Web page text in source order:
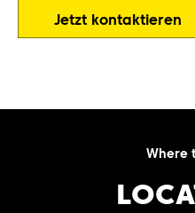
Jetzt kontaktieren
Where